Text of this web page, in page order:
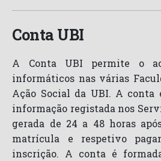
Conta UBI
A Conta UBI permite o
informáticos nas várias
Ação Social da UBI. A
informação registada nos
gerada de 24 a 48 horas
matrícula e respetivo
inscrição. A conta é